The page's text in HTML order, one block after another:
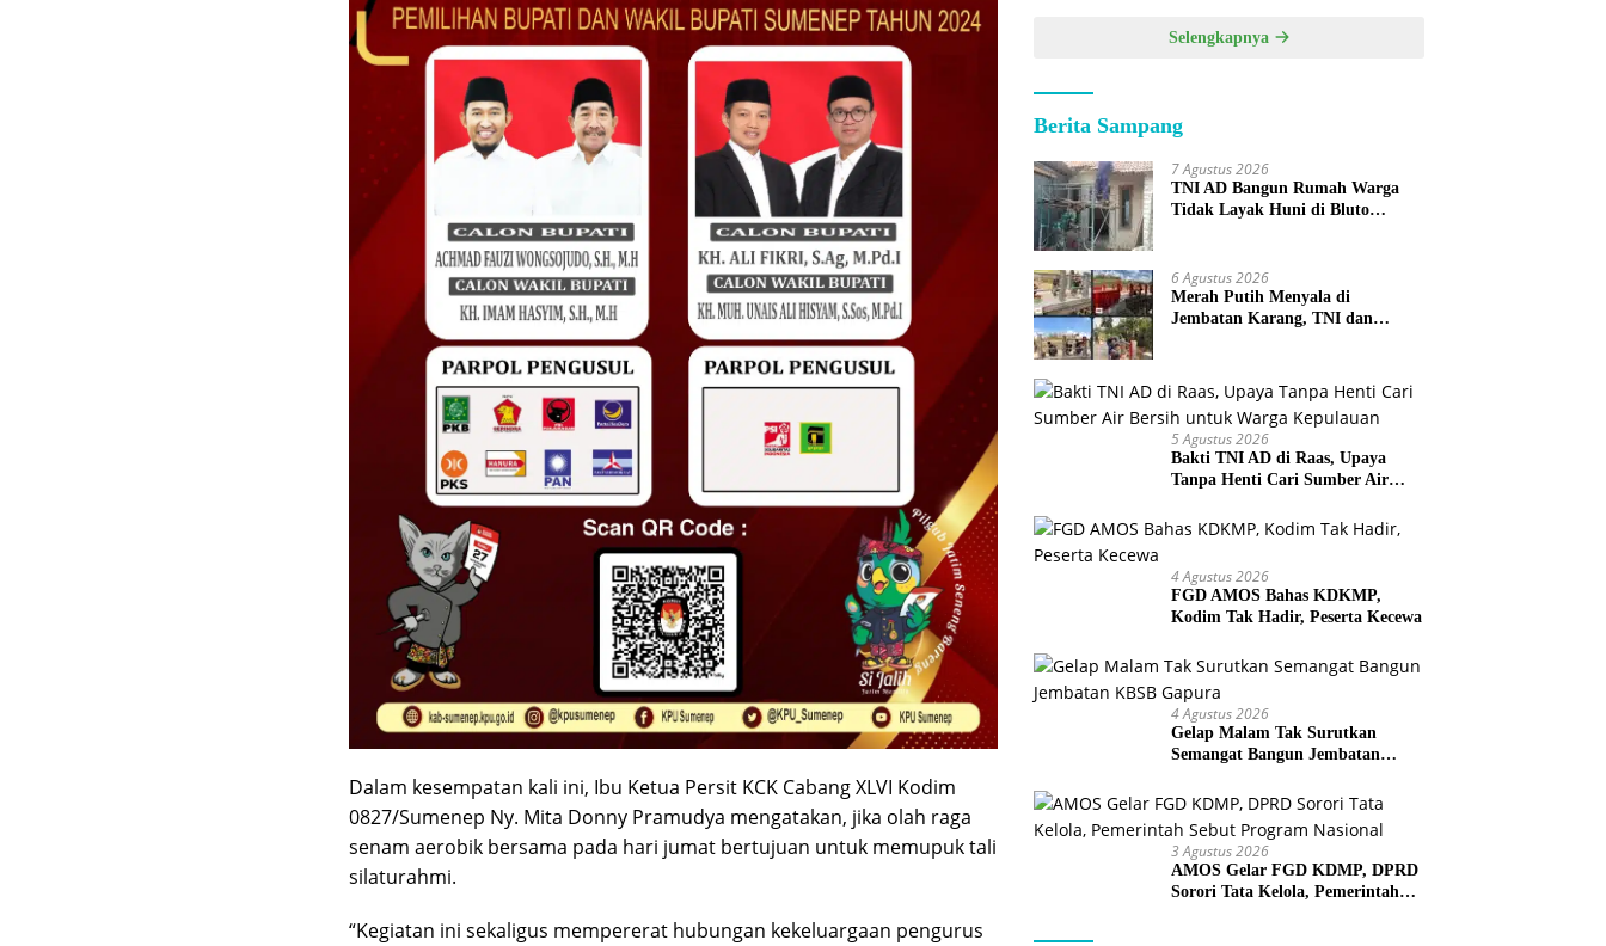
Dalam kesempatan kali ini, Ibu Ketua Persit KCK Cabang XLVI Kodim
0827/Sumenep Ny. Mita Donny Pramudya mengatakan, jika olah raga
senam aerobik bersama pada hari jumat bertujuan untuk memupuk tali
silaturahmi.
“Kegiatan ini sekaligus mempererat hubungan kekeluargaan pengurus
Selengkapnya
Berita Sampang
7 Agustus 2026
TNI AD Bangun Rumah Warga
Tidak Layak Huni di Bluto
6 Agustus 2026
Merah Putih Menyala di
Jembatan Karang, TNI dan
5 Agustus 2026
Bakti TNI AD di Raas, Upaya
Tanpa Henti Cari Sumber Air
4 Agustus 2026
FGD AMOS Bahas KDKMP,
Kodim Tak Hadir, Peserta Kecewa
4 Agustus 2026
Gelap Malam Tak Surutkan
Semangat Bangun Jembatan
3 Agustus 2026
AMOS Gelar FGD KDMP, DPRD
Sorori Tata Kelola, Pemerintah